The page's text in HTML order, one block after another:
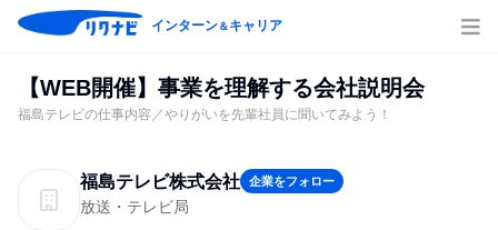
インターン＆キャリア
【WEB開催】事業を理解する会社説明会
福島テレビの仕事内容／やりがいを先輩社員に聞いてみよう！
福島テレビ株式会社 企業をフォロー
放送・テレビ局